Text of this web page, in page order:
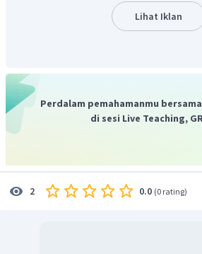
Lihat Iklan
Perdalam pemahamanmu
di sesi Live Teaching,
2 0.0 (0 rating)